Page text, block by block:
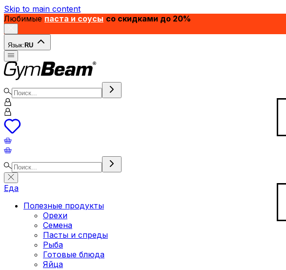
Skip to main content
Любимые паста и соусы со скидками до 20%
Язык: RU
Еда
Полезные продукты
Орехи
Семена
Пасты и спреды
Рыба
Готовые блюда
Яйца